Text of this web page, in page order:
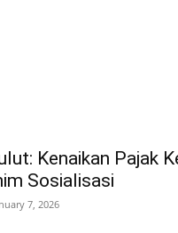
Kenaikan Pajak
Sosialisasi
7, 2026